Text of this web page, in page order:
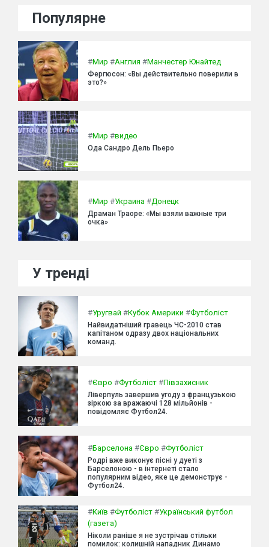
Популярне
#Мир #Англия #Манчестер Юнайтед
Фергюсон: «Вы действительно поверили в
это?»
#Мир #видео
Ода Сандро Дель Пьеро
#Мир #Украина #Донецк
Драман Траоре: «Мы взяли важные три
очка»
У тренді
#Уругвай #Кубок Америки #Футболіст
Найвидатніший гравець ЧС-2010 став
капітаном одразу двох національних
команд.
#Євро #Футболіст #Півзахисник
Ліверпуль завершив угоду з французькою
зіркою за вражаючі 128 мільйонів -
повідомляє Футбол24.
#Барселона #Євро #Футболіст
Родрі вже виконує пісні у дуеті з
Барселоною - в інтернеті стало
популярним відео, яке це демонструє -
Футбол24.
#Київ #Футболіст #Український футбол
(газета)
Ніколи раніше я не зустрічав стільки
помилок: колишній нападник Динамо